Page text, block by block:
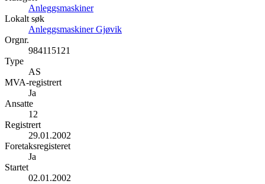
Anleggsmaskiner
Lokalt søk
Anleggsmaskiner Gjøvik
Orgnr.
984115121
Type
AS
MVA-registrert
Ja
Ansatte
12
Registrert
29.01.2002
Foretaksregisteret
Ja
Startet
02.01.2002